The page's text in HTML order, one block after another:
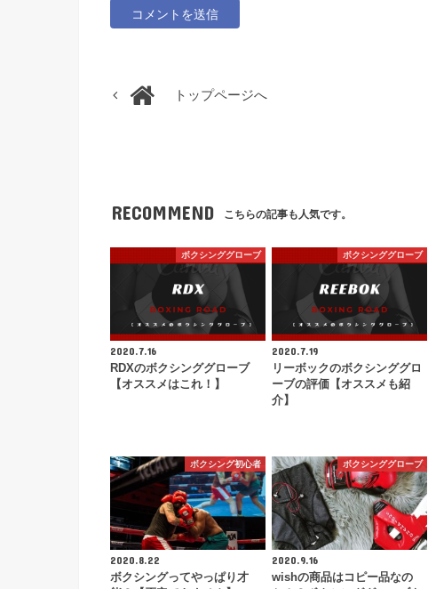
トップページへ
RECOMMEND こちらの記事も人気です。
ボクシンググローブ
2020.7.16
RDXのボクシンググローブ
【オススメはこれ！】
ボクシンググローブ
2020.7.19
リーボックのボクシンググロ
ーブの評価【オススメも紹
介】
ボクシング初心者
2020.8.22
ボクシングってやっぱり才
ボクシンググローブ
2020.9.16
wishの商品はコピー品なの